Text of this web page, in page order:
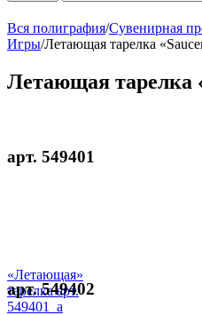
Вся полиграфия/Сувенирная
Игры/Летающая тарелка
Летающая тарелка
арт. 549401
«Летающая»
тарелка арт.
549401_a
арт. 549402